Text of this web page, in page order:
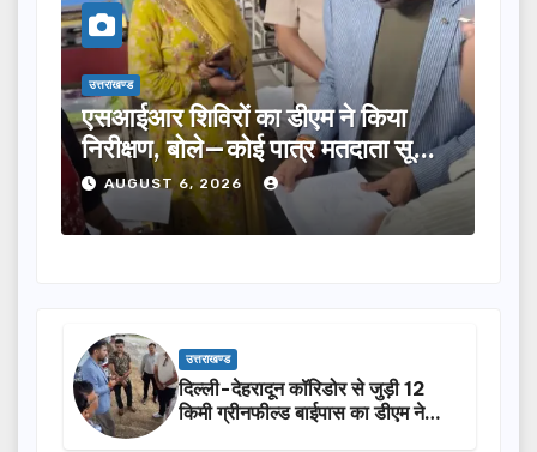
का डीएम ने किया
पात्र मतदाता सूची
उत्तराखण्ड
तीलू रौतेली पुरस्कार के
का चयन, 35 आंगनबाड़ी
होंगी सम्मानित…
AUGUST 6, 2026
उत्तराखण्ड
दिल्ली-देहरादून कॉरिडोर से जुड़ी 12
किमी ग्रीनफील्ड बाईपास का डीएम ने